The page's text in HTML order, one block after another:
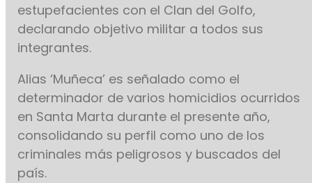
estupefacientes con el Clan del Golfo,
declarando objetivo militar a todos sus
integrantes.
Alias ‘Muñeca’ es señalado como el
determinador de varios homicidios ocurridos
en Santa Marta durante el presente año,
consolidando su perfil como uno de los
criminales más peligrosos y buscados del
país.